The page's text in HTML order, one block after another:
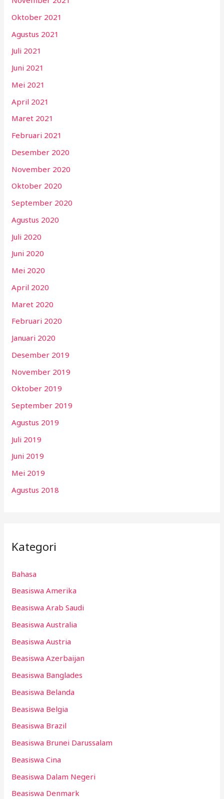
Oktober 2021
Agustus 2021
Juli 2021
Juni 2021
Mei 2021
April 2021
Maret 2021
Februari 2021
Desember 2020
November 2020
Oktober 2020
September 2020
Agustus 2020
Juli 2020
Juni 2020
Mei 2020
April 2020
Maret 2020
Februari 2020
Januari 2020
Desember 2019
November 2019
Oktober 2019
September 2019
Agustus 2019
Juli 2019
Juni 2019
Mei 2019
Agustus 2018
Kategori
Bahasa
Beasiswa Amerika
Beasiswa Arab Saudi
Beasiswa Australia
Beasiswa Austria
Beasiswa Azerbaijan
Beasiswa Banglades
Beasiswa Belanda
Beasiswa Belgia
Beasiswa Brazil
Beasiswa Brunei Darussalam
Beasiswa Cina
Beasiswa Dalam Negeri
Beasiswa Denmark